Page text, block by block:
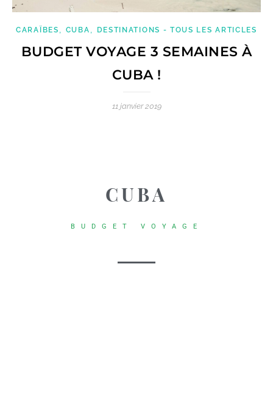
CARAÏBES CUBA DESTINATIONS - TOUS LES ARTICLES
BUDGET VOYAGE 3 SEMAINES À
CUBA !
11 janvier 2019
CUBA
BUDGET VOYAGE